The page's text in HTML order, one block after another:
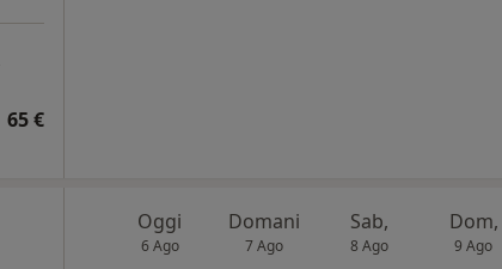
65 €
Oggi
6 Ago
Domani
7 Ago
Sab,
8 Ago
Dom,
9 Ago